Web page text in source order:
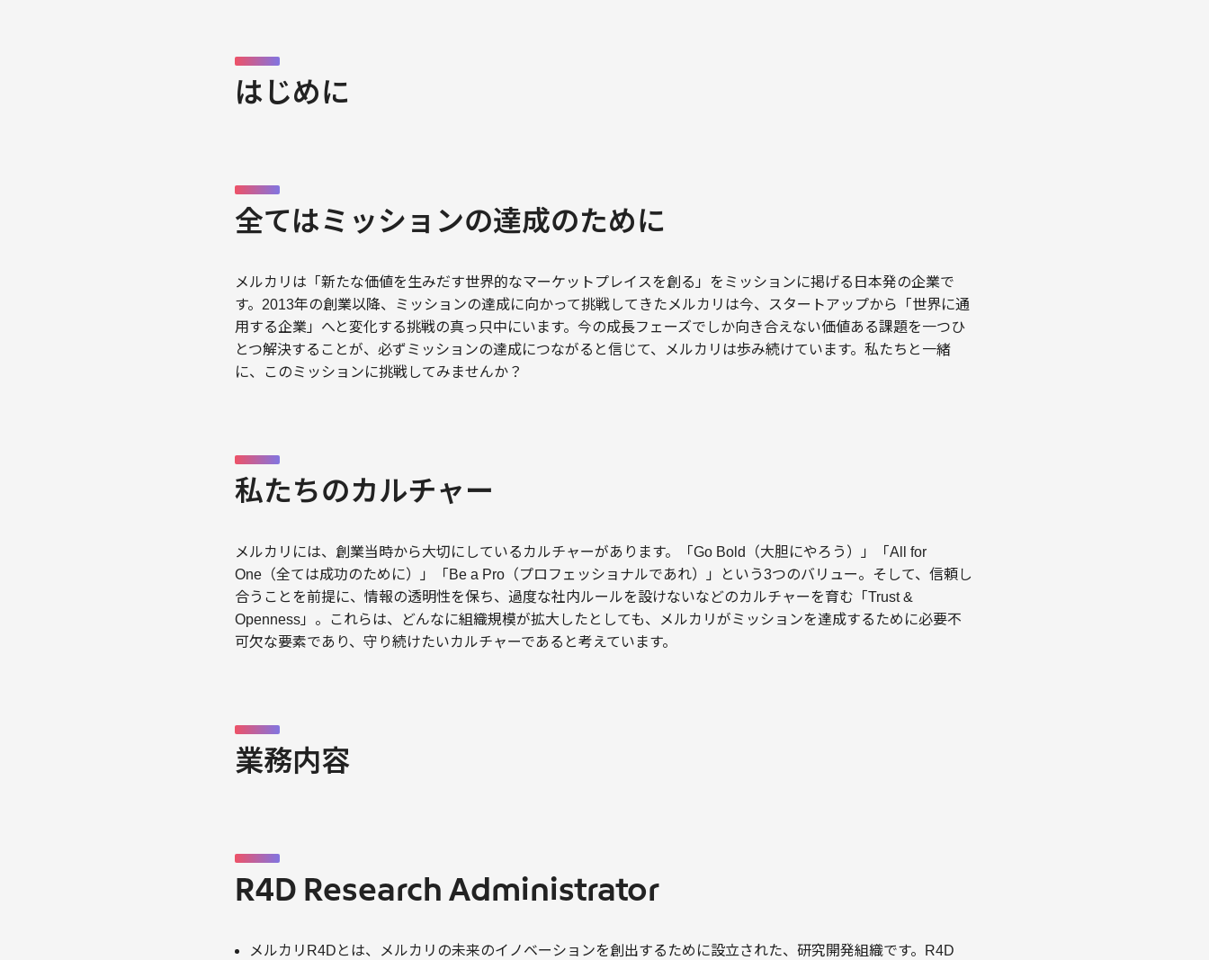
はじめに
全てはミッションの達成のために
メルカリは「新たな価値を生みだす世界的なマーケットプレイスを創る」をミッションに掲げる日本発の企業で
す。2013年の創業以降、ミッションの達成に向かって挑戦してきたメルカリは今、スタートアップから「世界に通
用する企業」へと変化する挑戦の真っ只中にいます。今の成長フェーズでしか向き合えない価値ある課題を一つひ
とつ解決することが、必ずミッションの達成につながると信じて、メルカリは歩み続けています。私たちと一緒
に、このミッションに挑戦してみませんか？
私たちのカルチャー
メルカリには、創業当時から大切にしているカルチャーがあります。「Go Bold（大胆にやろう）」「All for
One（全ては成功のために）」「Be a Pro（プロフェッショナルであれ）」という3つのバリュー。そして、信頼し
合うことを前提に、情報の透明性を保ち、過度な社内ルールを設けないなどのカルチャーを育む「Trust &
Openness」。これらは、どんなに組織規模が拡大したとしても、メルカリがミッションを達成するために必要不
可欠な要素であり、守り続けたいカルチャーであると考えています。
業務内容
R4D Research Administrator
メルカリR4Dとは、メルカリの未来のイノベーションを創出するために設立された、研究開発組織です。R4D